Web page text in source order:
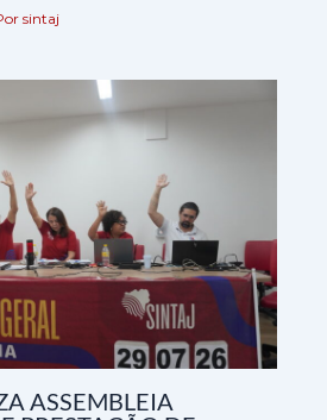
sintaj
ASSEMBLEIA